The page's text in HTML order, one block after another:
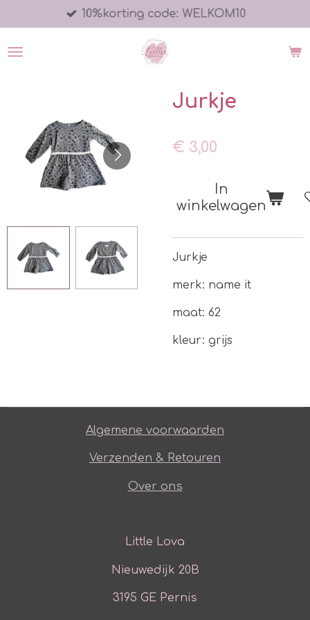
direct
naar
10%korting code: WELKOM10
Jurkje
€ 3,00
In
winkelwagen
Jurkje
merk: name it
maat: 62
kleur: grijs
Algemene voorwaarden
Verzenden & Retouren
Over ons
Little Lova
Nieuwedijk 20B
3195 GE Pernis